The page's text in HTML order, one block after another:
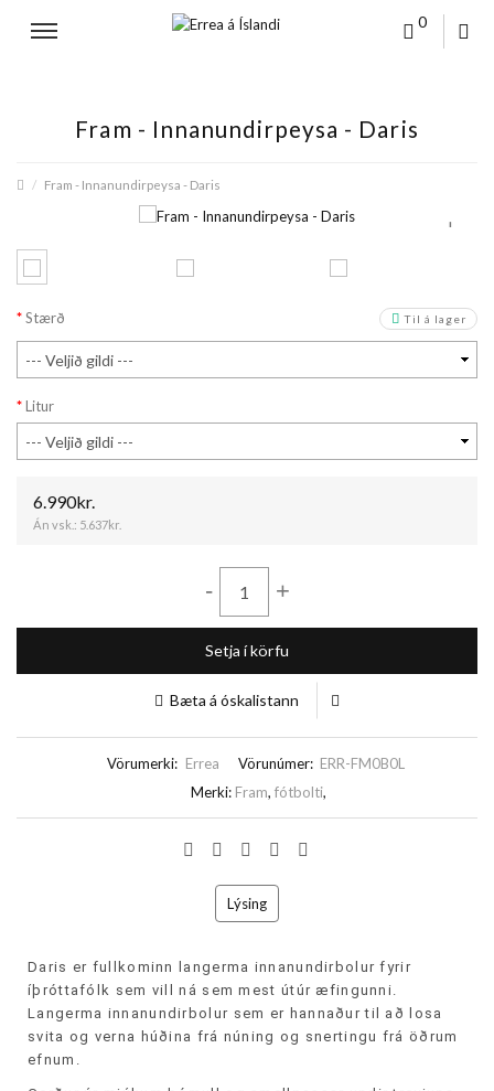
0
Fram - Innanundirpeysa - Daris
Fram - Innanundirpeysa - Daris
+
Til á lager
Stærð
Litur
6.990kr.
Án vsk.: 5.637kr.
- +
Setja í körfu
Bæta á óskalistann
Vörumerki: Errea Vörunúmer: ERR-FM0B0L
Merki: Fram, fótbolti,
Lýsing
Daris er fullkominn langerma innanundirbolur fyrir
íþróttafólk sem vill ná sem mest útúr æfingunni.
Langerma innanundirbolur sem er hannaður til að losa
svita og verna húðina frá núning og snertingu frá öðrum
efnum.